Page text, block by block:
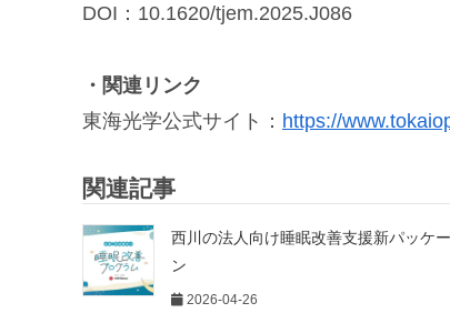
DOI：10.1620/tjem.2025.J086
・関連リンク
東海光学公式サイト： https://
関連記事
西川の法人向け睡眠改善支援新パッケ
ン
2026-04-26